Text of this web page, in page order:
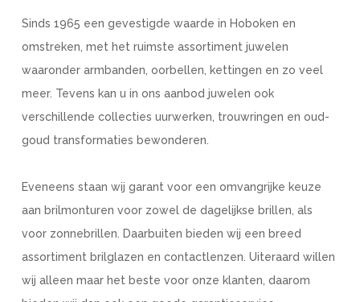
Sinds 1965 een gevestigde waarde in Hoboken en
omstreken, met het ruimste assortiment juwelen
waaronder armbanden, oorbellen, kettingen en zo veel
meer. Tevens kan u in ons aanbod juwelen ook
verschillende collecties uurwerken, trouwringen en oud-
goud transformaties bewonderen.
Eveneens staan wij garant voor een omvangrijke keuze
aan brilmonturen voor zowel de dagelijkse brillen, als
voor zonnebrillen. Daarbuiten bieden wij een breed
assortiment brilglazen en contactlenzen. Uiteraard willen
wij alleen maar het beste voor onze klanten, daarom